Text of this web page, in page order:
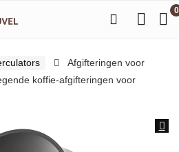
0
Afgifteringen voor
koffie-afgifteringen voor